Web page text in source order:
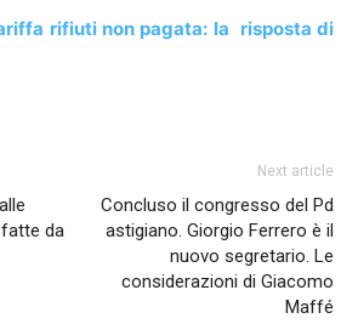
rifiuti non pagata: la risposta di
da
Next article
Concluso il congresso del Pd
astigiano. Giorgio Ferrero è il
nuovo segretario. Le
considerazioni di Giacomo
Maffé